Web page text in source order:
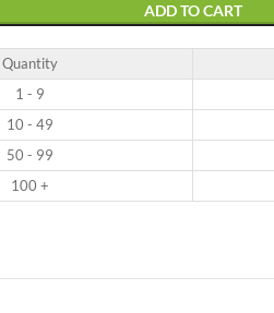
ADD TO CART
Quantity
1 - 9
10 - 49
50 - 99
100 +